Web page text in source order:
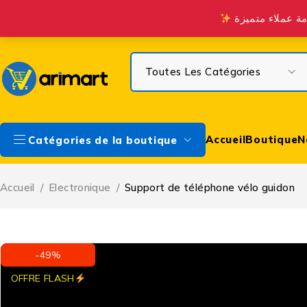
Profitez de la Livraison gratuite à partir de 300 DH sur Casa & à
Catégories de la boutique AccueilBoutique
Accueil / Electronique / Support de téléphone vélo guidon
-49%
OFFRE FLASH